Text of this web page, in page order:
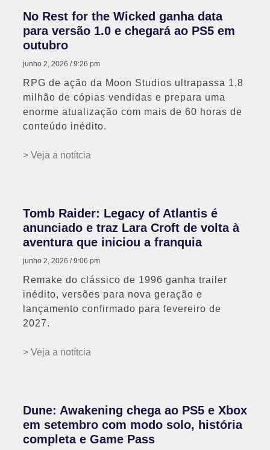
No Rest for the Wicked ganha data
para versão 1.0 e chegará ao PS5 em
outubro
junho 2, 2026 9:26 pm
RPG de ação da Moon Studios ultrapassa 1,8
milhão de cópias vendidas e prepara uma
enorme atualização com mais de 60 horas de
conteúdo inédito.
> Veja a notítcia
Tomb Raider: Legacy of Atlantis é
anunciado e traz Lara Croft de volta à
aventura que iniciou a franquia
junho 2, 2026 9:06 pm
Remake do clássico de 1996 ganha trailer
inédito, versões para nova geração e
lançamento confirmado para fevereiro de
2027.
> Veja a notítcia
Dune: Awakening chega ao PS5 e Xbox
em setembro com modo solo, história
completa e Game Pass